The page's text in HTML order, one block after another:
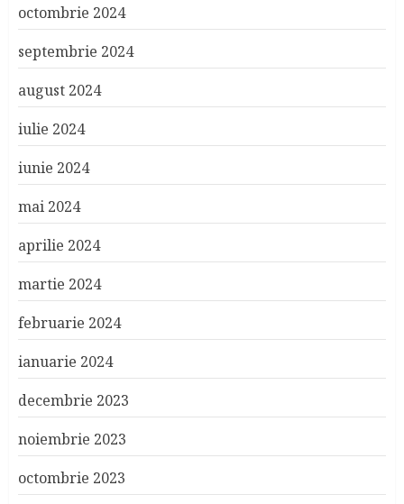
octombrie 2024
septembrie 2024
august 2024
iulie 2024
iunie 2024
mai 2024
aprilie 2024
martie 2024
februarie 2024
ianuarie 2024
decembrie 2023
noiembrie 2023
octombrie 2023